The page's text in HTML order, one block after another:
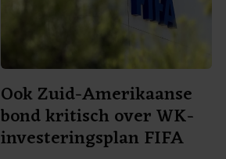
Ook Zuid-Amerikaanse
bond kritisch over WK-
investeringsplan FIFA